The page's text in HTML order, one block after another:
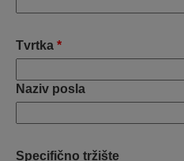
Tvrtka *
Naziv posla
Specifično tržište